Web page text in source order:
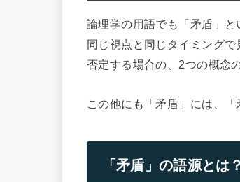
論理学の用語でも「矛盾」
同じ視点と同じタイミング
否定する場合の、2つの概念
この他にも「矛盾」には、
「矛盾」の語源とは？